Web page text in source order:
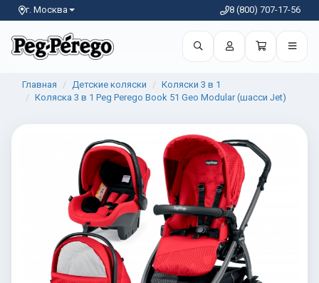
г. Москва 8 (800) 707-17-56
Главная Детские коляски
Коляски 3 в 1
Коляска 3 в 1 Peg Perego Book 51 Geo Modular (шасси Jet)